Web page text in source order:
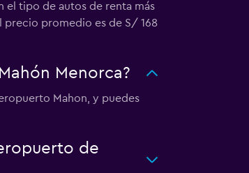
el tipo de autos de renta más
precio promedio es de S/ 168
Menorca?
Mahon, y puedes
de